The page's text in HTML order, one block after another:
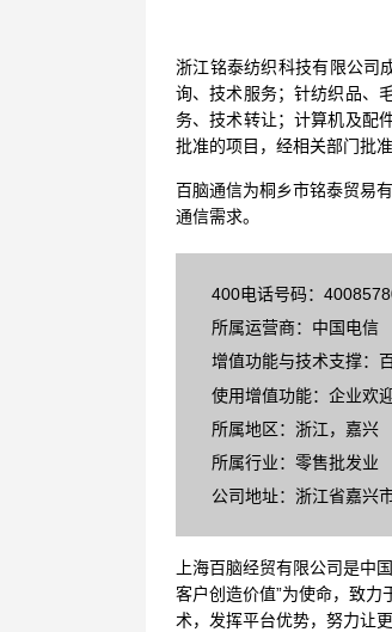
浙江铭泰纺织科技有限公司
询、技术服务；针纺织品、
务、技术转让；计算机及配
批准的项目，经相关部门批
百脑通信为桐乡市铭泰贸易
通信需求。
400电话号码：
所属运营商：中国电信
增值功能与技术支撑：
使用增值功能：企业欢
所属地区：浙江，嘉兴
所属行业：零售批发业
公司地址：浙江省嘉兴
上海百脑经贸有限公司是中
客户创造价值”为使命，致
术，发挥平台优势，努力让